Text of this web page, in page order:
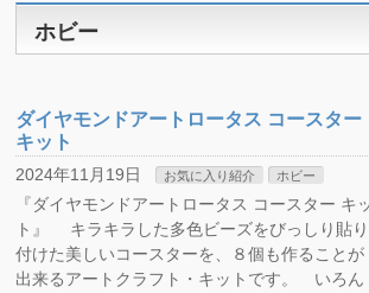
ホビー
ダイヤモンドアートロータス コースター
キット
2024年11月19日 お気に入り紹介 ホビー
『ダイヤモンドアートロータス コースター キ
ト』 キラキラした多色ビーズをびっしり貼り
付けた美しいコースターを、８個も作ることが
出来るアートクラフト・キットです。 いろん